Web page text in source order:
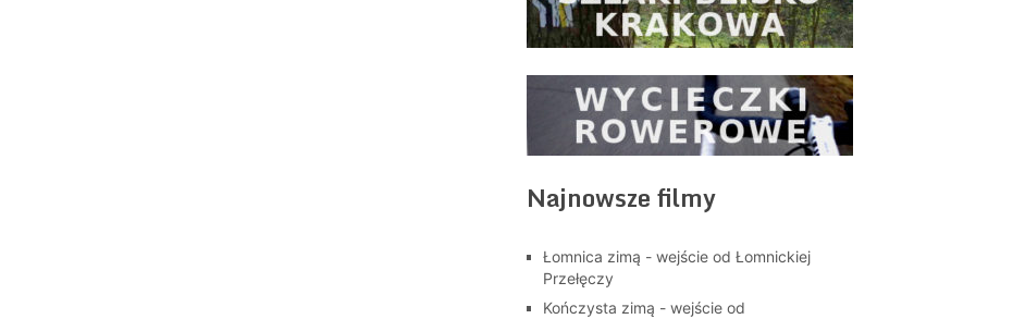
Najnowsze filmy
Łomnica zimą - wejście od Łomnickiej
Przełęczy
Kończysta zimą - wejście od